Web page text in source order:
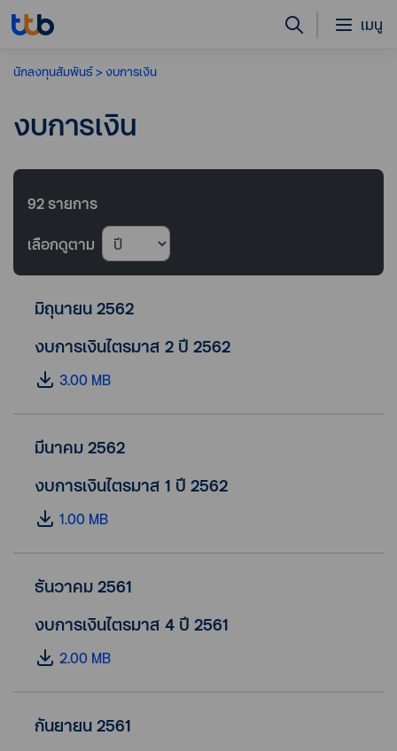
เมนู
นักลงทุนสัมพันธ์ งบการเงิน
งบการเงิน
92รายการ
เลือกดูตาม
มิถุนายน 2562
งบการเงินไตรมาส 2 ปี 2562
3.00 MB
มีนาคม 2562
งบการเงินไตรมาส 1 ปี 2562
1.00 MB
ธันวาคม 2561
งบการเงินไตรมาส 4 ปี 2561
2.00 MB
กันยายน 2561